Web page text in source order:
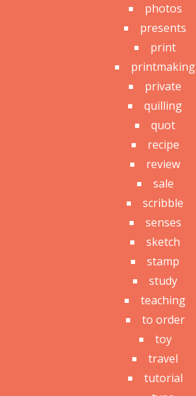
photos
presents
print
printmaking
private
quilling
quot
recipe
review
sale
scribble
senses
sketch
stamp
study
teaching
to order
toy
travel
tutorial